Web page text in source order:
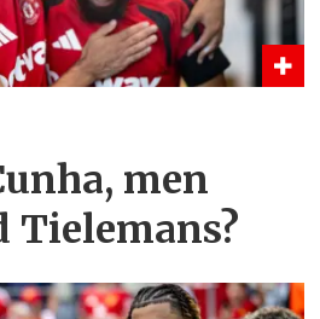
men
Tielemans?